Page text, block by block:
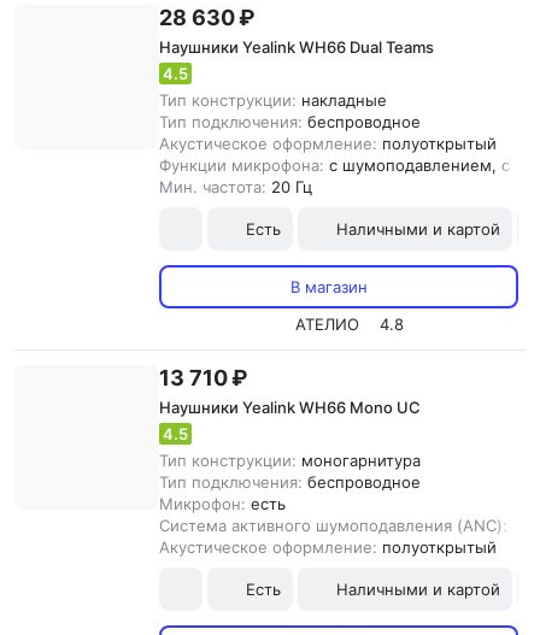
28 630 ₽
Наушники Yealink WH66 Dual Teams
4.5
Тип конструкции: накладные
Тип подключения: беспроводное
Акустическое оформление: полуоткрытый
Функции микрофона: с шумоподавлением, с
Мин. частота: 20 Гц
Есть Наличными и картой
В магазин
АТЕЛИО
4.8
13 710 ₽
Наушники Yealink WH66 Mono UC
4.5
Тип конструкции: моногарнитура
Тип подключения: беспроводное
Микрофон: есть
Система активного шумоподавления (ANC):
Акустическое оформление: полуоткрытый
Есть Наличными и картой